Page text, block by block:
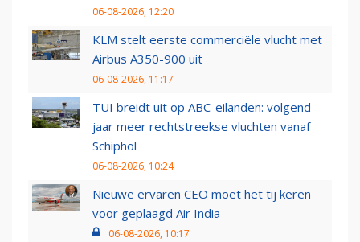
06-08-2026, 12:20
KLM stelt eerste commerciële vlucht met
Airbus A350-900 uit
06-08-2026, 11:17
TUI breidt uit op ABC-eilanden: volgend
jaar meer rechtstreekse vluchten vanaf
Schiphol
06-08-2026, 10:24
Nieuwe ervaren CEO moet het tij keren
voor geplaagd Air India
06-08-2026, 10:17